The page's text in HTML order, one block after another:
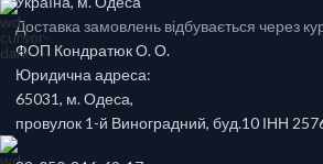
Доставка замовлень відбувається через
ФОП Кондратюк О. О.
Юридична адреса:
65031, м. Одеса,
провулок 1-й Виноградний, буд.10 ІНН